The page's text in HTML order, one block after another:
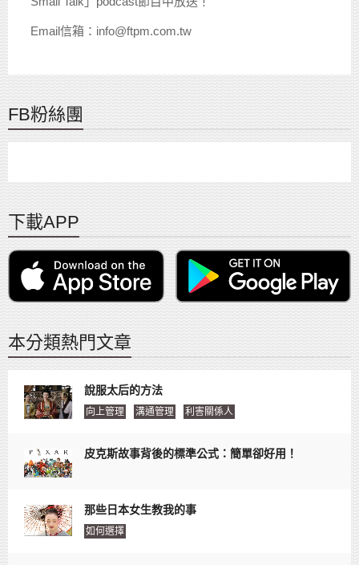
Email信箱：info@ftpm.com.tw
FB粉絲團
下載APP
本分類熱門文章
說服太后的方法
向上管理 溝通管理 利害關係人
皮克斯故事背後的標準公式：簡單卻好用！
那些日本女生教我的事
如何選擇